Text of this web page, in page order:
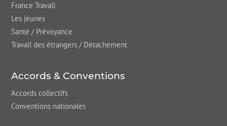
France Travail
Les jeunes
Santé / Prévoyance
Travail des étrangers / Détachement
Accords & Conventions
Accords collectifs
Conventions nationales